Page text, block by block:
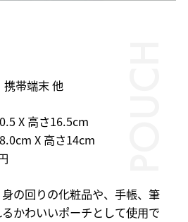
携帯端末 他
X 高さ16.5cm
X 高さ14cm
の回りの化粧品や、手帳、筆
かわいいポーチとして使用で